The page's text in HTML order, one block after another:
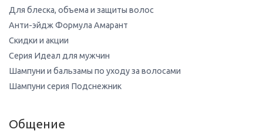
Для блеска, объема и защиты волос
Анти-эйдж Формула Амарант
Скидки и акции
Серия Идеал для мужчин
Шампуни и бальзамы по уходу за волосами
Шампуни серия Подснежник
Общение